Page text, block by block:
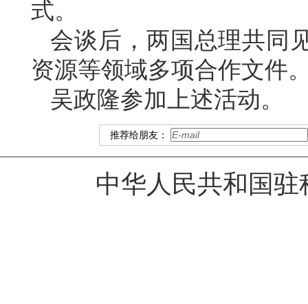
式。
会谈后，两国总理共同
资源等领域多项合作文件
吴政隆参加上述活动。
推荐给朋友：
中华人民共和国